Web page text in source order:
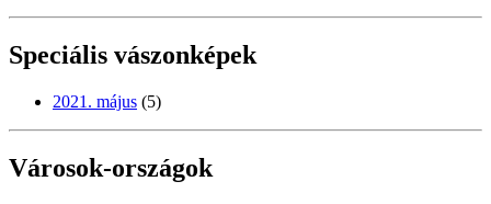
Speciális vászonképek
2021. május (5)
Városok-országok